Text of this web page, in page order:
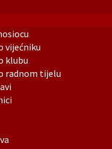
vijećniku
klubu
radnom tijelu